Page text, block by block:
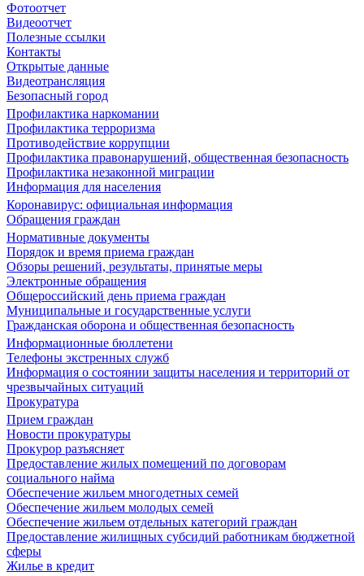
Фотоотчет
Видеоотчет
Полезные ссылки
Контакты
Открытые данные
Видеотрансляция
Безопасный город
Профилактика наркомании
Профилактика терроризма
Противодействие коррупции
Профилактика правонарушений, общественная безопасность
Профилактика незаконной миграции
Информация для населения
Коронавирус: официальная информация
Обращения граждан
Нормативные документы
Порядок и время приема граждан
Обзоры решений, результаты, принятые меры
Электронные обращения
Общероссийский день приема граждан
Муниципальные и государственные услуги
Гражданская оборона и общественная безопасность
Информационные бюллетени
Телефоны экстренных служб
Информация о состоянии защиты населения и территорий от
чрезвычайных ситуаций
Прокуратура
Прием граждан
Новости прокуратуры
Прокурор разъясняет
Предоставление жилых помещений по договорам
социального найма
Обеспечение жильем многодетных семей
Обеспечение жильем молодых семей
Обеспечение жильем отдельных категорий граждан
Предоставление жилищных субсидий работникам бюджетной
сферы
Жилье в кредит